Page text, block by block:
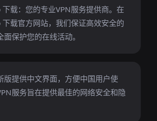
载：您的专业VPN服务提供商。在
载官方网站，我们保证高效安全的
面保护您的在线活动。
版提供中文界面，方便中国用户使
服务旨在提供最佳的网络安全和隐